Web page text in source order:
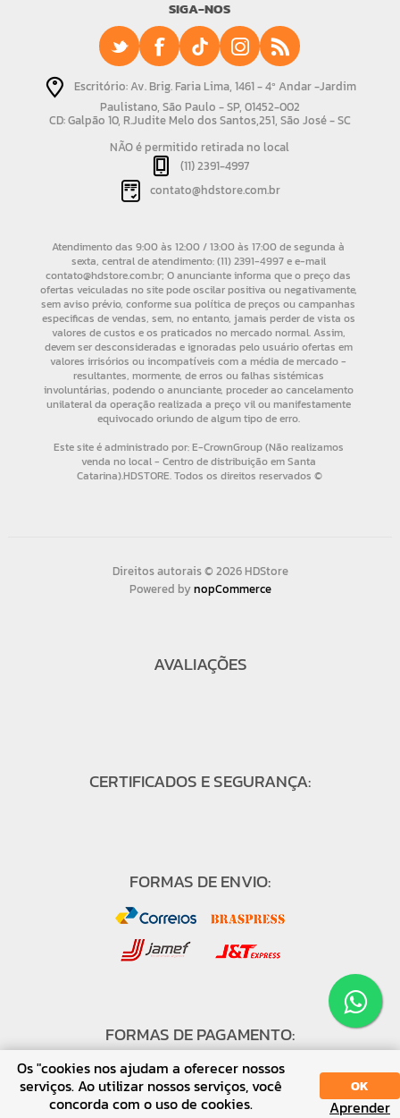
SIGA-NOS
Escritório: Av. Brig. Faria Lima, 1461 - 4º Andar -Jardim
Paulistano, São Paulo - SP, 01452-002
CD: Galpão 10, R.Judite Melo dos Santos,251, São José - SC
NÃO é permitido retirada no local
(11) 2391-4997
contato@hdstore.com.br
Direitos autorais © 2026 HDStore
Powered bynopCommerce
AVALIAÇÕES
CERTIFICADOS E SEGURANÇA:
FORMAS DE ENVIO:
FORMAS DE PAGAMENTO:
SORT DISPLAY
Os "cookies nos ajudam a oferecer nossos
serviços. Ao utilizar nossos serviços, você
concorda com o uso de cookies.
OK
Aprender